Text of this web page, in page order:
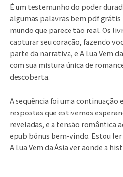
É um testemunho do poder
algumas palavras bem pdf grátis
mundo que parece tão real. Os
capturar seu coração, fazendo
parte da narrativa, e A Lua Vem
com sua mistura única de
descoberta.
A sequência foi uma continuação
respostas que estivemos
reveladas, e a tensão romântica
epub bônus bem-vindo. Estou
A Lua Vem da Ásia ver aonde a